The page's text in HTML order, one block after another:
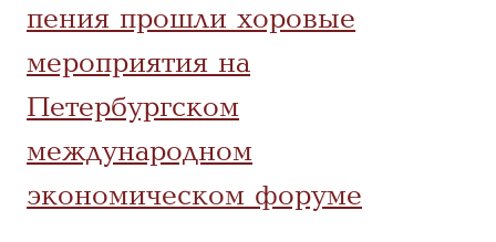
пения прошли хоровые
мероприятия на
Петербургском
международном
экономическом форуме